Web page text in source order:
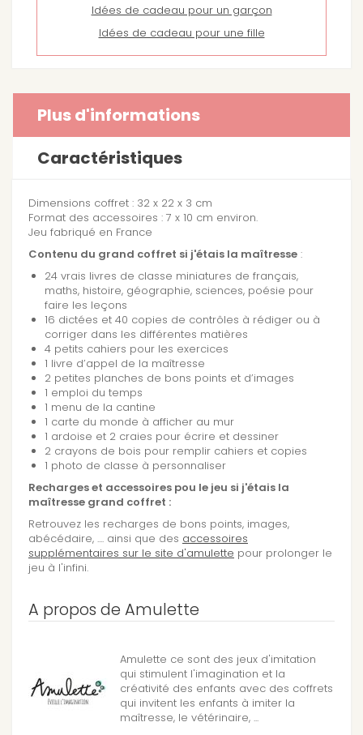
Idées de cadeau pour un garçon
Idées de cadeau pour une fille
Plus d'informations
Caractéristiques
Dimensions coffret : 32 x 22 x 3 cm
Format des accessoires : 7 x 10 cm environ.
Jeu fabriqué en France
Contenu du grand coffret si j'étais la maîtresse :
24 vrais livres de classe miniatures de français,
maths, histoire, géographie, sciences, poésie pour
faire les leçons
16 dictées et 40 copies de contrôles à rédiger ou à
corriger dans les différentes matières
4 petits cahiers pour les exercices
1 livre d’appel de la maîtresse
2 petites planches de bons points et d’images
1 emploi du temps
1 menu de la cantine
1 carte du monde à afficher au mur
1 ardoise et 2 craies pour écrire et dessiner
2 crayons de bois pour remplir cahiers et copies
1 photo de classe à personnaliser
Recharges et accessoires pou le jeu si j'étais la
maîtresse grand coffret :
Retrouvez les recharges de bons points, images,
abécédaire, .... ainsi que des accessoires
supplémentaires sur le site d'amulette pour prolonger le
jeu à l'infini.
A propos de Amulette
Amulette ce sont des jeux d'imitation
qui stimulent l'imagination et la
créativité des enfants avec des coffrets
qui invitent les enfants à imiter la
maîtresse, le vétérinaire, ...